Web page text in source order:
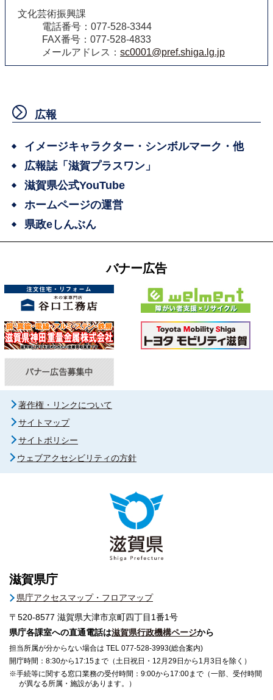
文化芸術振興課
電話番号：077-528-3344
FAX番号：077-528-4833
メールアドレス： sc0001@pref.shiga.lg.jp
広報
イメージキャラクター・シンボルマーク・他
広報誌「滋賀プラスワン」
滋賀県公式YouTube
ホームページの運営
県政eしんぶん
バナー広告
著作権・リンクについて
サイトマップ
サイトポリシー
ウェブアクセシビリティの方針
滋賀県庁
県庁アクセスマップ・フロアマップ
〒520-8577 滋賀県大津市京町四丁目1番1号
県庁各課室への直通電話は滋賀県行政機構ページから
担当所属が分からない場合は TEL 077-528-3993(総合案内)
開庁時間：8:30から17:15まで（土日祝日・12月29日から1月3日を除く）
※手続等に関する窓口業務の受付時間：9:00から17:00まで（一部、受付時間
が異なる所属・施設があります。）